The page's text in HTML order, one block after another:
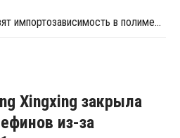
СИБУР и Росавтодор снизят импортозависимость в полимерных материалах при строительстве дорог
Xingxing закрыла
из-за